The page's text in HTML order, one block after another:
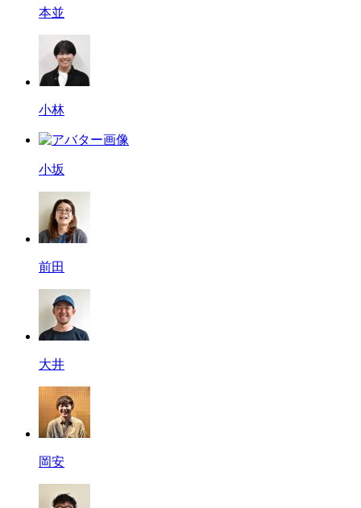
本並
小林
小坂
前田
大井
岡安